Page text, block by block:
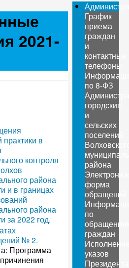
2021-
в
контроля
района
и в границах
района
за 2022 год.
№ 2.
Программа
График
приема
граждан
и
контактные
телефоны
по 8-ФЗ
городских
и
сельских
поселений
района
форма
обращений
по
граждан
указов
Президента